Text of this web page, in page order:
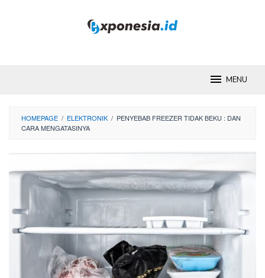
MENU
HOMEPAGE / ELEKTRONIK / PENYEBAB FREEZER TIDAK BEKU : DAN
CARA MENGATASINYA